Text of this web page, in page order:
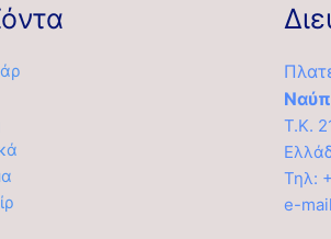
Τ.Κ.
Τηλ:
e-